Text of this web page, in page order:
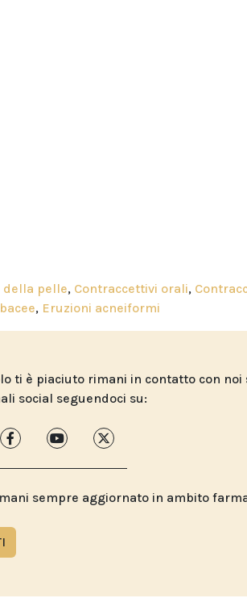
della pelle, Contraccettivi orali,
, Eruzioni acneiformi
ti è piaciuto rimani in contatto con noi
social seguendoci su:
sempre aggiornato in ambito